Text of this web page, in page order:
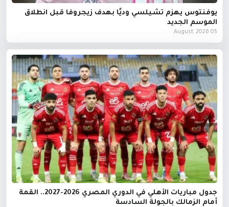
يوفنتوس يهزم تشيلسي وديًا بهدف زيجروفا قبل انطلاق
الموسم الجديد
05 August, 2026
جدول مباريات الأهلي في الدوري المصري 2026-2027.. القمة
أمام الزمالك بالجولة السادسة